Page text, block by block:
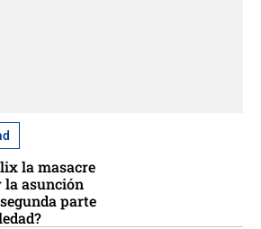
la masacre
la asunción
parte